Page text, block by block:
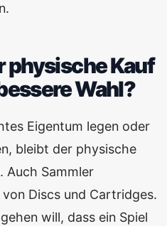
physische Kauf
Wahl?
Eigentum legen oder
bleibt der physische
Auch Sammler
Discs und Cartridges.
will, dass ein Spiel